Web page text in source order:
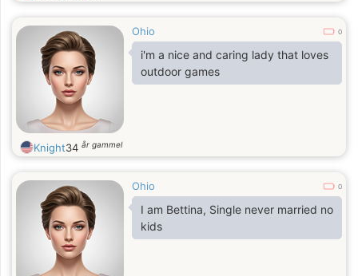
Ohio 0
i'm a nice and caring lady that loves
outdoor games
Knight34 år gammel
Ohio 0
I am Bettina, Single never married no
kids